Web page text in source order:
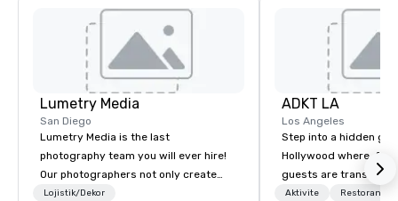
Lumetry Media
San Diego
Lumetry Media is the last
photography team you will ever hire!
Our photographers not only create
beautiful images but our studios
Lojistik/Dekor
ADKT LA
Los Angeles
Step into a hidden
Hollywood where, for
guests are
dinner and a show
Aktivite Restoran/